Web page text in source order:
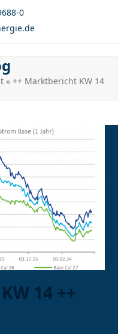
0
»++ Marktbericht KW 14
14 ++